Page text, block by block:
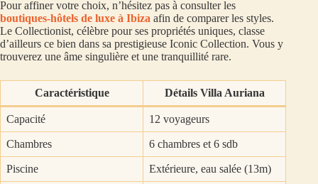
Pour affiner votre choix, n’hésitez pas à consulter les
boutiques-hôtels de luxe à Ibiza afin de comparer les styles.
Le Collectionist, célèbre pour ses propriétés uniques, classe
d’ailleurs ce bien dans sa prestigieuse Iconic Collection. Vous y
trouverez une âme singulière et une tranquillité rare.
Caractéristique Détails Villa Auriana
Capacité 12 voyageurs
Chambres 6 chambres et 6 sdb
Piscine Extérieure, eau salée (13m)